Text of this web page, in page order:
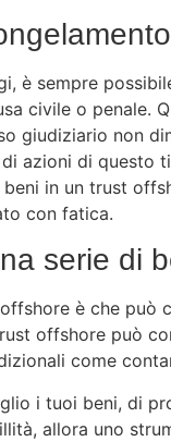
è sempre
civile o penale.
giudiziario non
azioni di questo
in un trust
con fatica.
serie di
è che può
offshore può
come
i tuoi beni, di
allora uno